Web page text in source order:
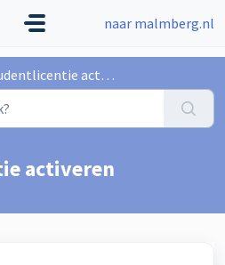
naar malmberg.nl
activeren
activeren